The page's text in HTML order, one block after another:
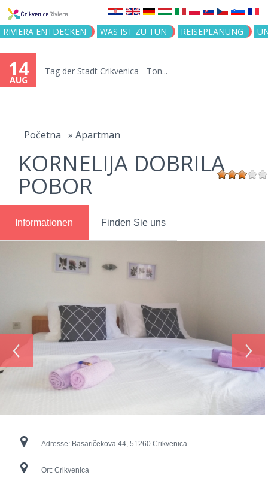
Jump to navigation
RIVIERA ENTDECKEN WAS IST ZU TUN REISEPLANUNG
14
AUG
Tag der Stadt Crikvenica - Ton...
here
Početna » Apartman
KORNELIJA DOBRILA
POBOR
Informationen Finden Sie uns
‹ ›
Adresse: Basaričekova 44, 51260 Crikvenica
Ort: Crikvenica